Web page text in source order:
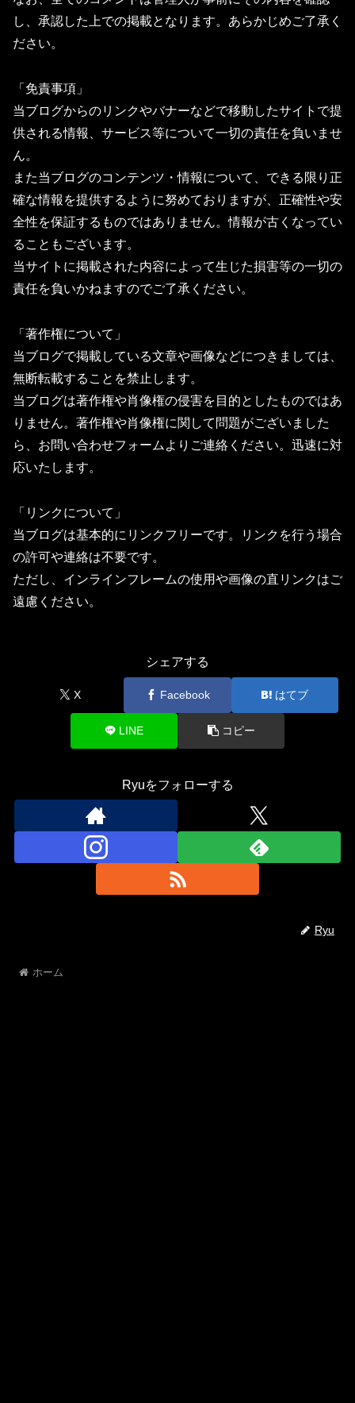
し、承認した上での掲載となります。あらかじめご了承く
ださい。
「免責事項」
当ブログからのリンクやバナーなどで移動したサイトで提
供される情報、サービス等について一切の責任を負いませ
ん。
また当ブログのコンテンツ・情報について、できる限り正
確な情報を提供するように努めておりますが、正確性や安
全性を保証するものではありません。情報が古くなってい
ることもございます。
当サイトに掲載された内容によって生じた損害等の一切の
責任を負いかねますのでご了承ください。
「著作権について」
当ブログで掲載している文章や画像などにつきましては、
無断転載することを禁止します。
当ブログは著作権や肖像権の侵害を目的としたものではあ
りません。著作権や肖像権に関して問題がございました
ら、お問い合わせフォームよりご連絡ください。迅速に対
応いたします。
「リンクについて」
当ブログは基本的にリンクフリーです。リンクを行う場合
の許可や連絡は不要です。
ただし、インラインフレームの使用や画像の直リンクはご
遠慮ください。
シェアする
X Facebook はてブ
LINE コピー
Ryuをフォローする
Ryu
ホーム